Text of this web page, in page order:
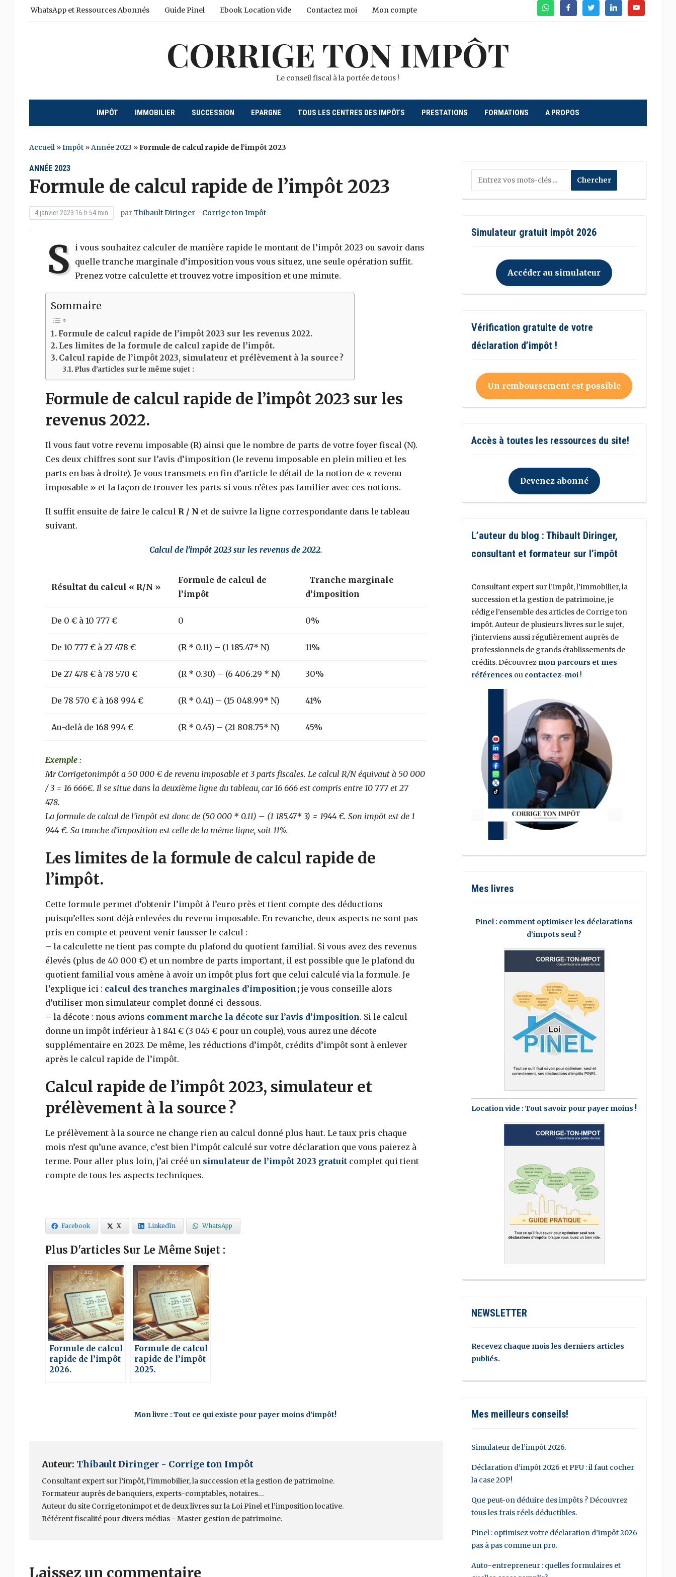
WhatsAppFacebookTwitterLinkedinYoutube
WhatsApp et Ressources Abonnés Guide Pinel Ebook Location vide Contactez moi Mon compte
CORRIGE TON IMPÔT
Le conseil fiscal à la portée de tous !
IMPÔT IMMOBILIER SUCCESSION EPARGNE TOUS LES CENTRES DES IMPÔTS PRESTATIONS FORMATIONS A PROPOS
Accueil»Impôt»Année 2023 »Formule de calcul rapide de l’impôt 2023
ANNÉE 2023
Formule de calcul rapide de l’impôt 2023
4 janvier 2023 16 h 54 min parThibault Diringer - Corrige ton Impôt
S i vous souhaitez calculer de manière rapide le montant de l’impôt 2023 ou savoir dans
quelle tranche marginale d’imposition vous vous situez, une seule opération suffit.
Prenez votre calculette et trouvez votre imposition et une minute.
Sommaire
Formule de calcul rapide de l’impôt 2023 sur les revenus 2022.
Les limites de la formule de calcul rapide de l’impôt.
Calcul rapide de l’impôt 2023, simulateur et prélèvement à la source ?
Plus d’articles sur le même sujet :
Formule de calcul rapide de l’impôt 2023 sur les
revenus 2022.
Il vous faut votre revenu imposable (R) ainsi que le nombre de parts de votre foyer fiscal (N).
Ces deux chiffres sont sur l’avis d’imposition (le revenu imposable en plein milieu et les
parts en bas à droite). Je vous transmets en fin d’article le détail de la notion de « revenu
imposable » et la façon de trouver les parts si vous n’êtes pas familier avec ces notions.
Il suffit ensuite de faire le calcul R / N et de suivre la ligne correspondante dans le tableau
suivant.
Calcul de l’impôt 2023 sur les revenus de 2022.
Résultat du calcul « R/N »
Formule de calcul de
l’impôt
Tranche marginale
d’imposition
De 0 € à 10 777 € 0 0%
De 10 777 € à 27 478 € (R * 0.11) – (1 185.47* N) 11%
De 27 478 € à 78 570 € (R * 0.30) – (6 406.29 * N) 30%
De 78 570 € à 168 994 € (R * 0.41) – (15 048.99* N) 41%
Au-delà de 168 994 € (R * 0.45) – (21 808.75* N) 45%
Exemple :
Mr Corrigetonimpôt a 50 000 € de revenu imposable et 3 parts fiscales. Le calcul R/N équivaut à 50 000
/ 3 = 16 666€. Il se situe dans la deuxième ligne du tableau, car 16 666 est compris entre 10 777 et 27
478.
La formule de calcul de l’impôt est donc de (50 000 * 0.11) – (1 185.47* 3) = 1944 €. Son impôt est de 1
944 €. Sa tranche d’imposition est celle de la même ligne, soit 11%.
Les limites de la formule de calcul rapide de
l’impôt.
Cette formule permet d’obtenir l’impôt à l’euro près et tient compte des déductions
puisqu’elles sont déjà enlevées du revenu imposable. En revanche, deux aspects ne sont pas
pris en compte et peuvent venir fausser le calcul :
– la calculette ne tient pas compte du plafond du quotient familial. Si vous avez des revenus
élevés (plus de 40 000 €) et un nombre de parts important, il est possible que le plafond du
quotient familial vous amène à avoir un impôt plus fort que celui calculé via la formule. Je
l’explique ici : calcul des tranches marginales d’imposition ;je vous conseille alors
d’utiliser mon simulateur complet donné ci-dessous.
– la décote : nous avions comment marche la décote sur l’avis d’imposition. Si le calcul
donne un impôt inférieur à 1 841 € (3 045 € pour un couple), vous aurez une décote
supplémentaire en 2023. De même, les réductions d’impôt, crédits d’impôt sont à enlever
après le calcul rapide de l’impôt.
Calcul rapide de l’impôt 2023, simulateur et
prélèvement à la source ?
Le prélèvement à la source ne change rien au calcul donné plus haut. Le taux pris chaque
mois n’est qu’une avance, c’est bien l’impôt calculé sur votre déclaration que vous paierez à
terme. Pour aller plus loin, j’ai créé un simulateur de l’impôt 2023 gratuitcomplet qui tient
compte de tous les aspects techniques.
Facebook X LinkedIn WhatsApp
Plus D'articles Sur Le Même Sujet :
Formule de calcul
rapide de l’impôt
2026.
Formule de calcul
rapide de l’impôt
2025.
Mon livre : Tout ce qui existe pour payer moins d’impôt!
Auteur: Thibault Diringer - Corrige ton Impôt
Consultant expert sur l’impôt, l’immobilier, la succession et la gestion de patrimoine.
Formateur auprès de banquiers, experts-comptables, notaires…
Auteur du site Corrigetonimpot et de deux livres sur la Loi Pinel et l’imposition locative.
Référent fiscalité pour divers médias - Master gestion de patrimoine.
Laissez un commentaire
Simulateur gratuit impôt 2026
Accéder au simulateur
Vérification gratuite de votre
déclaration d’impôt !
Un remboursement est possible
Accès à toutes les ressources du site!
Devenez abonné
L’auteur du blog : Thibault Diringer,
consultant et formateur sur l’impôt
Consultant expert sur l’impôt, l’immobilier, la
succession et la gestion de patrimoine, je
rédige l’ensemble des articles de Corrige ton
impôt. Auteur de plusieurs livres sur le sujet,
j’interviens aussi régulièrement auprès de
professionnels de grands établissements de
crédits. Découvrez mon parcours et mes
références ou contactez-moi!
Mes livres
Pinel : comment optimiser les déclarations
d’impots seul ?
Location vide : Tout savoir pour payer moins !
NEWSLETTER
Recevez chaque mois les derniers articles
publiés.
Mes meilleurs conseils!
Simulateur de l’impôt 2026.
Déclaration d’impôt 2026 et PFU : il faut cocher
la case 2OP!
Que peut-on déduire des impôts ? Découvrez
tous les frais réels déductibles.
Pinel : optimisez votre déclaration d’impôt 2026
pas à pas comme un pro.
Auto-entrepreneur : quelles formulaires et